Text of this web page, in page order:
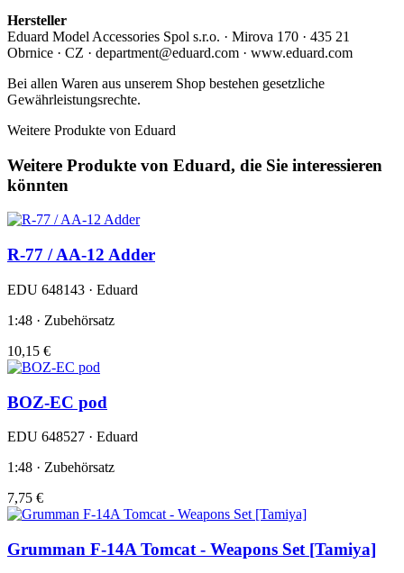
Hersteller
Eduard Model Accessories Spol s.r.o. · Mirova 170 · 435 21
Obrnice · CZ · department@eduard.com · www.eduard.com
Bei allen Waren aus unserem Shop bestehen gesetzliche
Gewährleistungsrechte.
Weitere Produkte von Eduard
Weitere Produkte von Eduard, die Sie interessieren
könnten
R-77 / AA-12 Adder
EDU 648143 · Eduard
1:48 · Zubehörsatz
10,15 €
BOZ-EC pod
EDU 648527 · Eduard
1:48 · Zubehörsatz
7,75 €
Grumman F-14A Tomcat - Weapons Set [Tamiya]